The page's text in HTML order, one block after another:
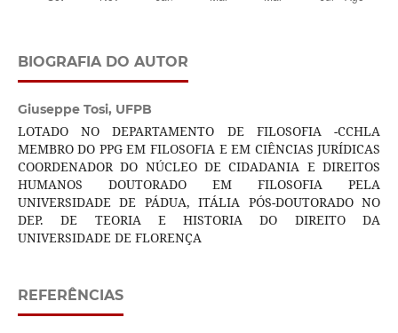
BIOGRAFIA DO AUTOR
Giuseppe Tosi, UFPB
LOTADO NO DEPARTAMENTO DE FILOSOFIA -CCHLA
MEMBRO DO PPG EM FILOSOFIA E EM CIÊNCIAS JURÍDICAS
COORDENADOR DO NÚCLEO DE CIDADANIA E DIREITOS
HUMANOS DOUTORADO EM FILOSOFIA PELA
UNIVERSIDADE DE PÁDUA, ITÁLIA PÓS-DOUTORADO NO
DEP. DE TEORIA E HISTORIA DO DIREITO DA
UNIVERSIDADE DE FLORENÇA
REFERÊNCIAS